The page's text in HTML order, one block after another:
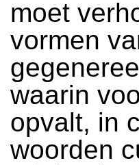
moet
vormen
waarin
opvalt, in
woorden